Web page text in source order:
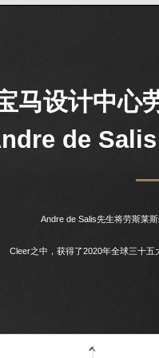
马设计中心
de
Andre de Salis先生将劳斯莱
Cleer之中，获得了2020年全球三十